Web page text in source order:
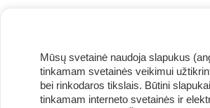
Mūsų svetainė naudoja slapukus
tinkamam svetainės veikimui
bei rinkodaros tikslais. Būtini
tinkamam interneto svetainės ir